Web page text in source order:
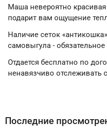
Маша невероятно
подарит вам ощущение
Наличие сеток
самовыгула - обязательное
Отдается бесплатно по
ненавязчиво отслеживать
Последние